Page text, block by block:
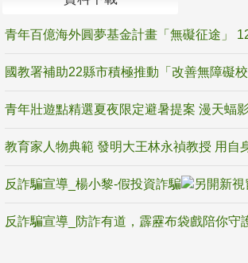
反詐騙宣導_楊小黎-假投資詐騙